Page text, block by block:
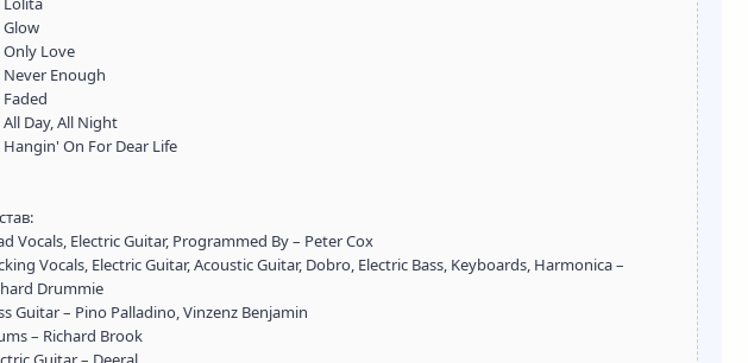
Glow
Only Love
Never Enough
Faded
All Day, All Night
Hangin' On For Dear Life
Vocals, Electric Guitar, Programmed By – Peter Cox
Vocals, Electric Guitar, Acoustic Guitar, Dobro, Electric Bass, Keyboards, Harmonica –
Drummie
Guitar – Pino Palladino, Vinzenz Benjamin
– Richard Brook